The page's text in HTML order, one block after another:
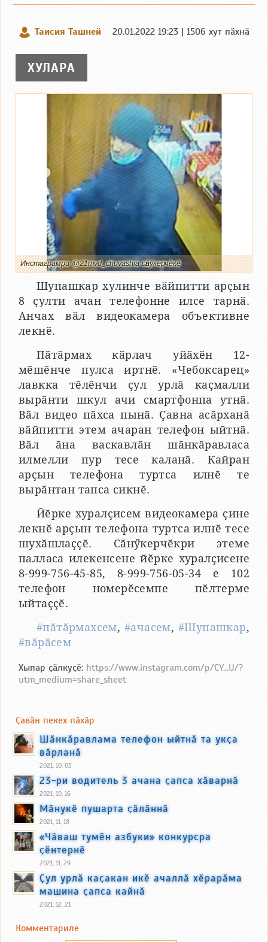
Таисия Ташней 20.01.2022 19:23 | 1506 хут пӑхнӑ
ХУЛАРА
Инстаграмри @21mvd_chuvashia сӑнӳкерчӗкӗ
Шупашкар хулинче вӑйпитти арҫын
8 ҫулти ачан телефонне илсе тарнӑ.
Анчах вӑл видеокамера объективне
лекнӗ.
Пӑтӑрмах кӑрлач уйӑхӗн 12-
мӗшӗнче пулса иртнӗ. «Чебоксарец»
лавкка тӗлӗнчи ҫул урлӑ каҫмалли
вырӑнти шкул ачи смартфонпа утнӑ.
Вӑл видео пӑхса пынӑ. Ҫавна асӑрханӑ
вӑйпитти этем ачаран телефон ыйтнӑ.
Вӑл ӑна васкавлӑн шӑнкӑравласа
илмелли пур тесе каланӑ. Кайран
арҫын телефона туртса илнӗ те
вырӑнтан тапса сикнӗ.
Йӗрке хуралҫисем видеокамера ҫине
лекнӗ арҫын телефона туртса илнӗ тесе
шухӑшлаҫҫӗ. Сӑнӳкерчӗкри этеме
палласа илекенсене йӗрке хуралҫисене
8-999-756-45-85, 8-999-756-05-34 е 102
телефон номерӗсемпе пӗлтерме
ыйтаҫҫӗ.
#пӑтӑрмахсем, #ачасем, #Шупашкар,
#вӑрӑсем
Хыпар ҫӑлкуҫӗ: https://www.instagram.com/p/CY...U/?
utm_medium=share_sheet
Ҫавӑн пекех пӑхӑр
Шӑнкӑравлама телефон ыйтнӑ та укҫа
вӑрланӑ
2021, 10, 03
23-ри водитель 3 ачана ҫапса хӑварнӑ
2021, 10, 16
Мӑнукӗ пушарта ҫӑлӑннӑ
2021, 11, 18
«Чӑваш тумӗн азбуки» конкурсра
ҫӗнтернӗ
2021, 11, 29
Ҫул урлӑ каҫакан икӗ ачаллӑ хӗрарӑма
машина ҫапса кайнӑ
2021, 12, 21
Комментариле